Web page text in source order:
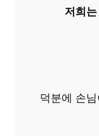
저희
덕분에 손